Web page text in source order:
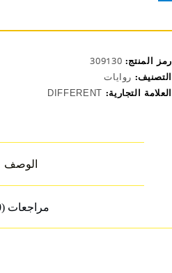
رمز المنتج: 309130
التصنيف: روايات
العلامة التجارية: DIFFERENT
الوصف
مراجعات (0)